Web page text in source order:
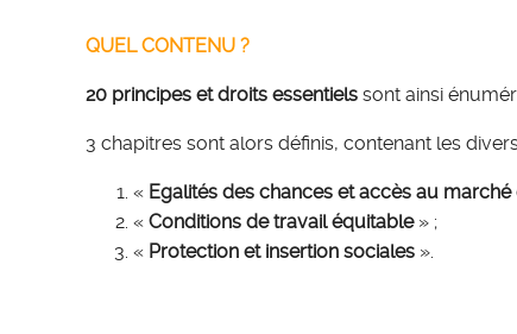
QUEL CONTENU ?
20 principes et droits essentiels sont ainsi
3 chapitres sont alors définis, contenant les
« Egalités des chances et accès au
« Conditions de travail équitable» ;
« Protection et insertion sociales ».